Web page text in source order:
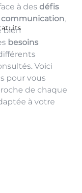
à des défis
communication,
bien
besoins
Voici
pour vous
de chaque
à votre